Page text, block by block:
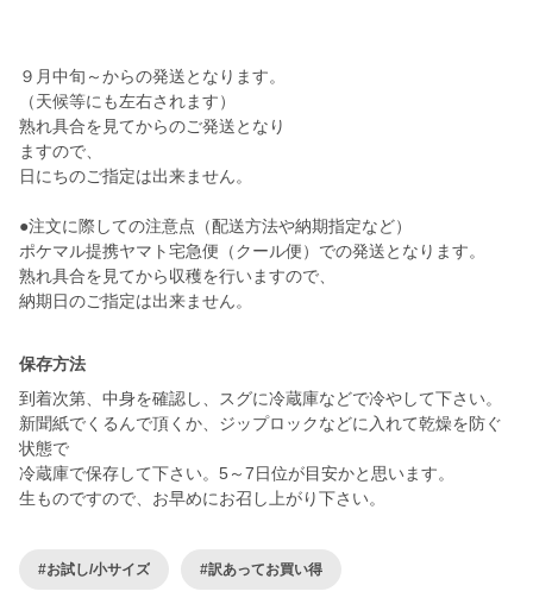
９月中旬～からの発送となります。
（天候等にも左右されます）
熟れ具合を見てからのご発送となり
ますので、
日にちのご指定は出来ません。
●注文に際しての注意点（配送方法や納期指定など）
ポケマル提携ヤマト宅急便（クール便）での発送となります。
熟れ具合を見てから収穫を行いますので、
納期日のご指定は出来ません。
保存方法
到着次第、中身を確認し、スグに冷蔵庫などで冷やして下さい。
新聞紙でくるんで頂くか、ジップロックなどに入れて乾燥を防ぐ
状態で
冷蔵庫で保存して下さい。5～7日位が目安かと思います。
生ものですので、お早めにお召し上がり下さい。
#お試し/小サイズ #訳あってお買い得